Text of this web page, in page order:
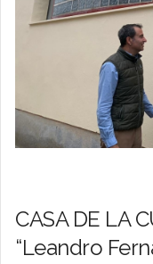
CASA DE LA
“Leandro